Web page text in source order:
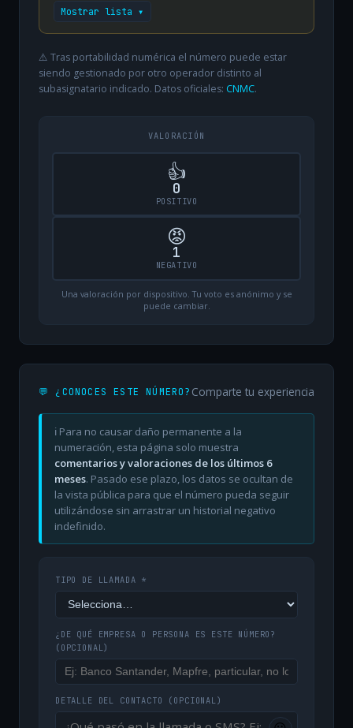
Mostrar lista ▾
⚠️ Tras portabilidad numérica el número puede estar
siendo gestionado por otro operador distinto al
subasignatario indicado. Datos oficiales: CNMC.
VALORACIÓN
👍
0
POSITIVO
😡
1
NEGATIVO
Una valoración por dispositivo. Tu voto es anónimo y se
puede cambiar.
💬 ¿CONOCES ESTE NÚMERO? Comparte tu experiencia
ℹ️ Para no causar daño permanente a la
numeración, esta página solo muestra
comentarios y valoraciones de los últimos 6
meses. Pasado ese plazo, los datos se ocultan de
la vista pública para que el número pueda seguir
utilizándose sin arrastrar un historial negativo
indefinido.
TIPO DE LLAMADA *
¿DE QUÉ EMPRESA O PERSONA ES ESTE NÚMERO?
(OPCIONAL)
DETALLE DEL CONTACTO (OPCIONAL)